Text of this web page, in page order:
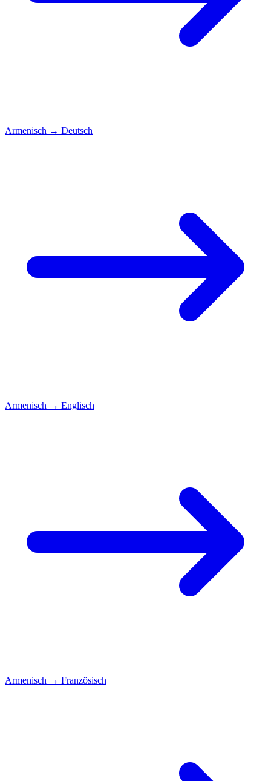
Armenisch → Deutsch
Armenisch → Englisch
Armenisch → Französisch